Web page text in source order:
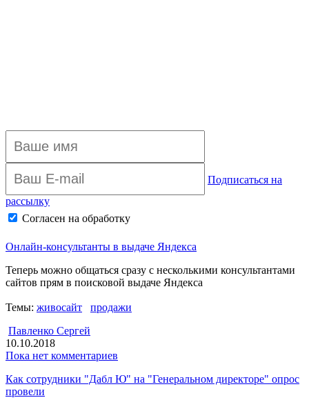
Подписаться на
рассылку
Согласен на обработку
Онлайн-консультанты в выдаче Яндекса
Теперь можно общаться сразу с несколькими консультантами
сайтов прям в поисковой выдаче Яндекса
Темы: живосайт
продажи
Павленко Сергей
10.10.2018
Пока нет комментариев
Как сотрудники "Дабл Ю" на "Генеральном директоре" опрос
провели